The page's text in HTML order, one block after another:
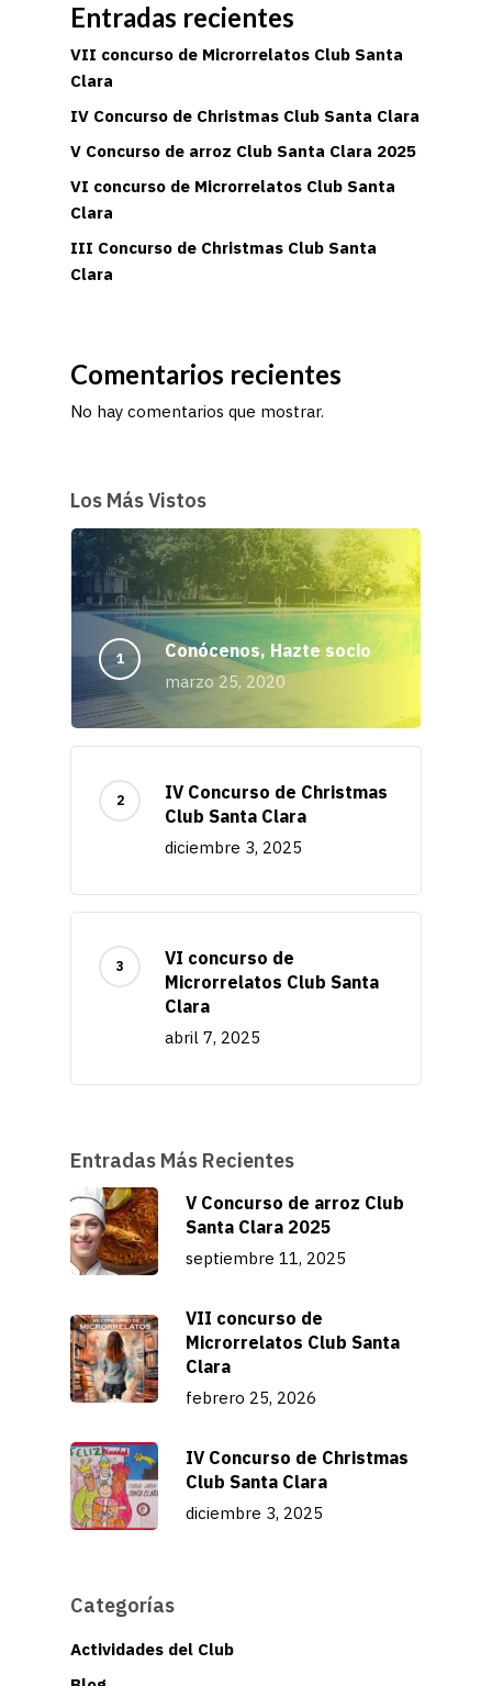
Entradas recientes
VII concurso de Microrrelatos Club Santa
Clara
IV Concurso de Christmas Club Santa Clara
V Concurso de arroz Club Santa Clara 2025
VI concurso de Microrrelatos Club Santa
Clara
III Concurso de Christmas Club Santa
Clara
Comentarios recientes
No hay comentarios que mostrar.
Los Más Vistos
Conócenos, Hazte socio
marzo 25, 2020
IV Concurso de Christmas
Club Santa Clara
diciembre 3, 2025
VI concurso de
Microrrelatos Club Santa
Clara
abril 7, 2025
Entradas Más Recientes
V Concurso de arroz Club
Santa Clara 2025
septiembre 11, 2025
VII concurso de
Microrrelatos Club Santa
Clara
febrero 25, 2026
IV Concurso de Christmas
Club Santa Clara
diciembre 3, 2025
Categorías
Actividades del Club